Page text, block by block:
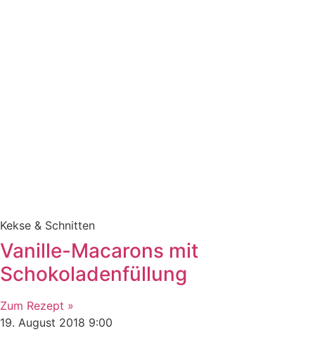
Kekse & Schnitten
Vanille-Macarons mit
Schokoladenfüllung
Zum Rezept »
19. August 2018 9:00